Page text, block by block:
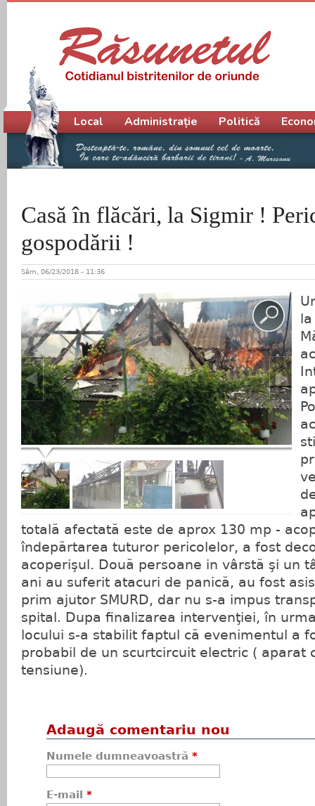
Casă în flăcări, la Sigmir !
gospodării !
Sâm, 06/23/2018 - 11:36
totală afectată este de aprox 130 mp -
îndepărtarea tuturor pericolelor, a fost
acoperişul. Două persoane in vârstă şi un
ani au suferit atacuri de panică, au fost
prim ajutor SMURD, dar nu s-a impus
spital. Dupa finalizarea intervenţiei, în
locului s-a stabilit faptul că evenimentul a
probabil de un scurtcircuit electric ( aparat
tensiune).
Adaugă comentariu nou
Numele dumneavoastră *
E-mail *
Meniu principal
Local Administrație Politică